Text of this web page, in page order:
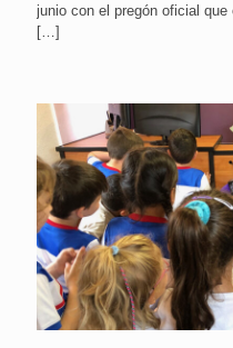
junio con el pregón oficial
[…]